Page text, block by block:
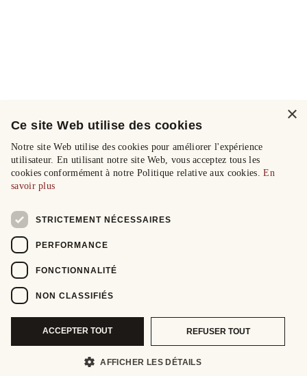
×
Ce site Web utilise des cookies
Notre site Web utilise des cookies pour améliorer l'expérience
utilisateur. En utilisant notre site Web, vous acceptez tous les
cookies conformément à notre Politique relative aux cookies.En
savoir plus
STRICTEMENT NÉCESSAIRES
PERFORMANCE
FONCTIONNALITÉ
NON CLASSIFIÉS
ACCEPTER TOUT REFUSER TOUT
AFFICHER LES DÉTAILS